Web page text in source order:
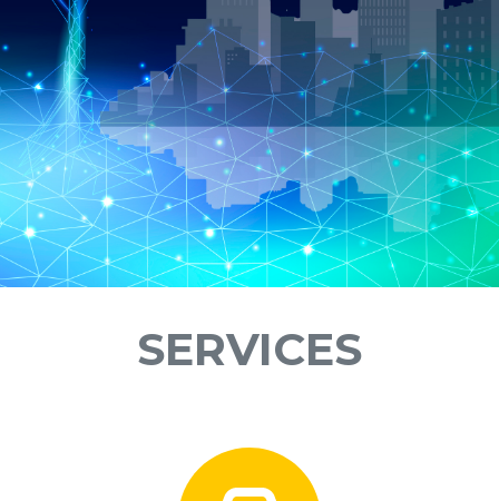
SERVICES